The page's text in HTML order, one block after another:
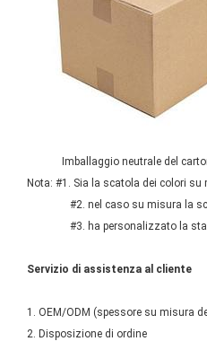
Imballaggio neutrale
Nota: #1. Sia la scatola dei colori
#2. nel caso su misura la
#3. ha personalizzato la
Servizio di assistenza al cliente
1. OEM/ODM (spessore su misura
2. Disposizione di ordine